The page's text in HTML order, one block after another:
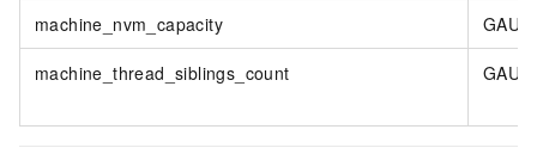
machine_nvm_capacity
machine_thread_siblings_count